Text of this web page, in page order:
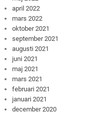
april 2022
mars 2022
oktober 2021
september 2021
augusti 2021
juni 2021
maj 2021
mars 2021
februari 2021
januari 2021
december 2020